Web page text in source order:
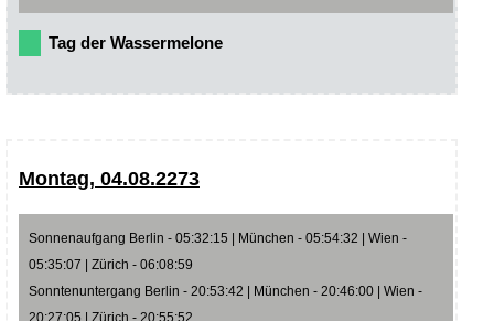
Tag der Wassermelone
Montag, 04.08.2273
Sonnenaufgang Berlin - 05:32:15 | München - 05:54:32 | Wien -
05:35:07 | Zürich - 06:08:59
Sonntenuntergang Berlin - 20:53:42 | München - 20:46:00 | Wien -
20:27:05 | Zürich - 20:55:52